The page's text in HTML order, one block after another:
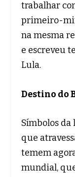
trabalhar
primeiro-
na mesma
e escreveu
Lula.
Destino do
Símbolos da
que
temem
mundial,